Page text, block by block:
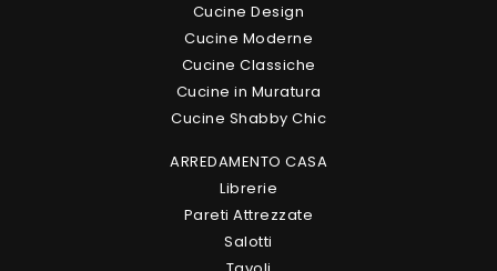
Cucine Design
Cucine Moderne
Cucine Classiche
Cucine in Muratura
Cucine Shabby Chic
ARREDAMENTO CASA
Librerie
Pareti Attrezzate
Salotti